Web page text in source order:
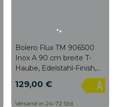
Bolero Flux TM 906500
Inox A 90 cm breite T-
Haube, Edelstahl-Finish,
Saugleistung 650 m3/h,
165-W-Motor, Klasse A,
129,00 €
Versand in 24-72 Std.